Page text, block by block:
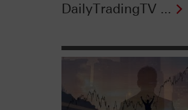
DailyTradingTV ...